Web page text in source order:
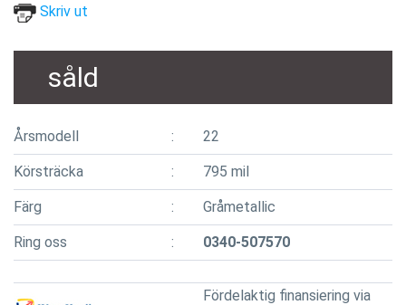
Skriv ut
såld
Årsmodell 22
Körsträcka 795 mil
Färg Gråmetallic
Ring oss 0340-507570
Fördelaktig finansiering via